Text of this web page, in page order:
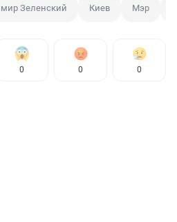
Зеленский Киев Мэр
0 0 0